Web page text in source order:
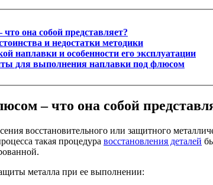
она собой представляет?
и недостатки методики
наплавки и особенности его эксплуатации
для выполнения наплавки под флюсом
– что она собой
восстановительного или защитного
такая процедура восстановления деталей
металла при ее выполнении: